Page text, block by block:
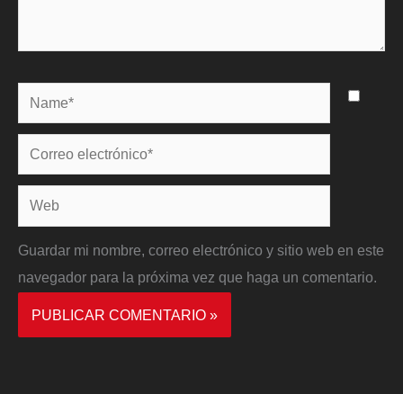
Name*
Correo
electrónico*
Web
Guardar mi nombre, correo electrónico y sitio web en este
navegador para la próxima vez que haga un comentario.